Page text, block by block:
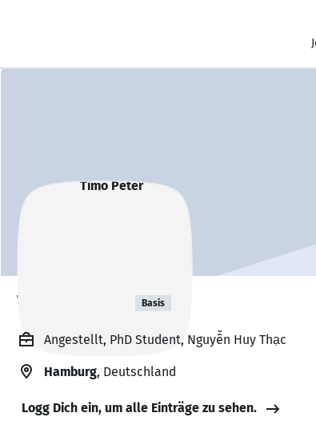
Timo Peter Basis
Angestellt, PhD Student, Nguyễn Huy Thạc
Hamburg, Deutschland
Logg Dich ein, um alle Einträge zu sehen.